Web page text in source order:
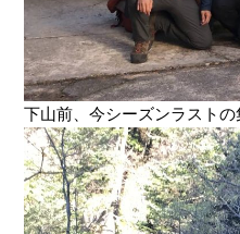
下山前、今シーズンラスト